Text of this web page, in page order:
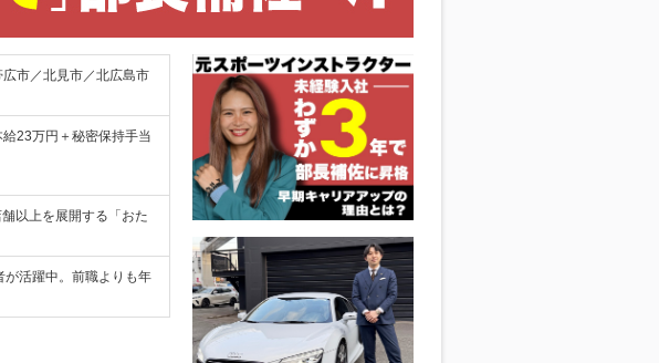
市／北見市／北広島市
23万円＋秘密保持手当
以上を展開する「おた
が活躍中。前職よりも年